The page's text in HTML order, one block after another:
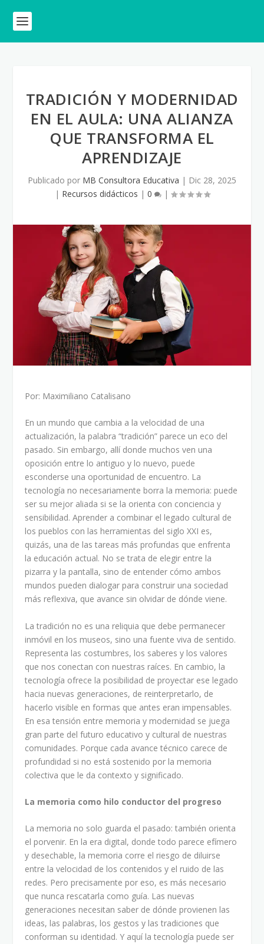
TRADICIÓN Y MODERNIDAD
EN EL AULA: UNA ALIANZA
QUE TRANSFORMA EL
APRENDIZAJE
Publicado por MB Consultora Educativa | Dic 28, 2025
| Recursos didácticos | 0 |
Por: Maximiliano Catalisano
En un mundo que cambia a la velocidad de una
actualización, la palabra “tradición” parece un eco del
pasado. Sin embargo, allí donde muchos ven una
oposición entre lo antiguo y lo nuevo, puede
esconderse una oportunidad de encuentro. La
tecnología no necesariamente borra la memoria: puede
ser su mejor aliada si se la orienta con conciencia y
sensibilidad. Aprender a combinar el legado cultural de
los pueblos con las herramientas del siglo XXI es,
quizás, una de las tareas más profundas que enfrenta
la educación actual. No se trata de elegir entre la
pizarra y la pantalla, sino de entender cómo ambos
mundos pueden dialogar para construir una sociedad
más reflexiva, que avance sin olvidar de dónde viene.
La tradición no es una reliquia que debe permanecer
inmóvil en los museos, sino una fuente viva de sentido.
Representa las costumbres, los saberes y los valores
que nos conectan con nuestras raíces. En cambio, la
tecnología ofrece la posibilidad de proyectar ese legado
hacia nuevas generaciones, de reinterpretarlo, de
hacerlo visible en formas que antes eran impensables.
En esa tensión entre memoria y modernidad se juega
gran parte del futuro educativo y cultural de nuestras
comunidades. Porque cada avance técnico carece de
profundidad si no está sostenido por la memoria
colectiva que le da contexto y significado.
La memoria como hilo conductor del progreso
La memoria no solo guarda el pasado: también orienta
el porvenir. En la era digital, donde todo parece efímero
y desechable, la memoria corre el riesgo de diluirse
entre la velocidad de los contenidos y el ruido de las
redes. Pero precisamente por eso, es más necesario
que nunca rescatarla como guía. Las nuevas
generaciones necesitan saber de dónde provienen las
ideas, las palabras, los gestos y las tradiciones que
conforman su identidad. Y aquí la tecnología puede ser